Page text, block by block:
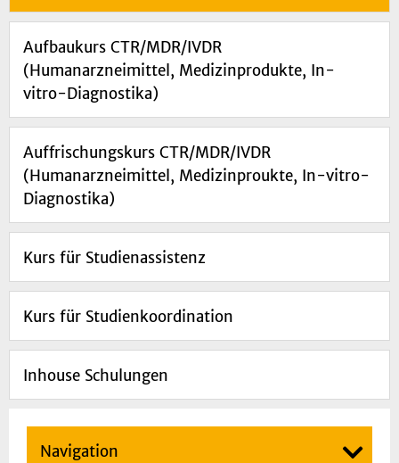
Aufbaukurs CTR/MDR/IVDR
(Humanarzneimittel, Medizinprodukte, In-
vitro-Diagnostika)
Auffrischungskurs CTR/MDR/IVDR
(Humanarzneimittel, Medizinproukte, In-vitro-
Diagnostika)
Kurs für Studienassistenz
Kurs für Studienkoordination
Inhouse Schulungen
Navigation